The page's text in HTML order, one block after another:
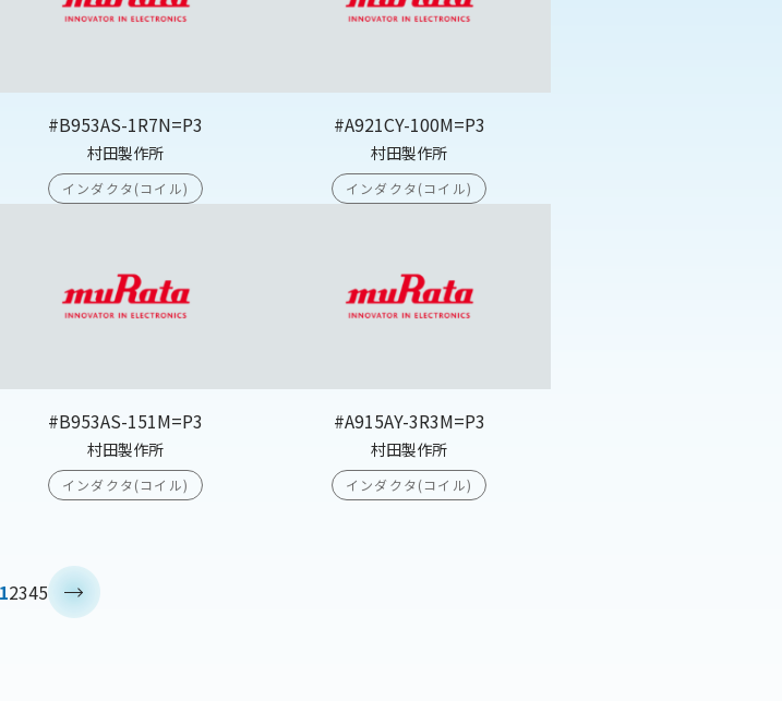
#B953AS-1R7N=P3
村田製作所
インダクタ(コイル)
#A921CY-100M=P3
村田製作所
インダクタ(コイル)
#B953AS-151M=P3
村田製作所
インダクタ(コイル)
#A915AY-3R3M=P3
村田製作所
インダクタ(コイル)
12345